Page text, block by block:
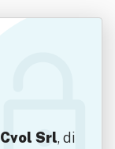
Cvol Srl, di